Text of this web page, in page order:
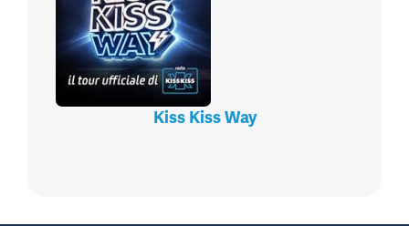
Kiss Kiss Way